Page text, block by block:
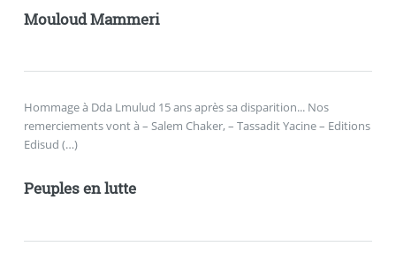
Mouloud Mammeri
Hommage à Dda Lmulud 15 ans après sa disparition... Nos
remerciements vont à – Salem Chaker, – Tassadit Yacine – Editions
Edisud (…)
Peuples en lutte